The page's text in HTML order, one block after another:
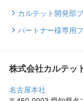
カルテット開発部
パートナー様専用
株式会社カルテッ
名古屋本社